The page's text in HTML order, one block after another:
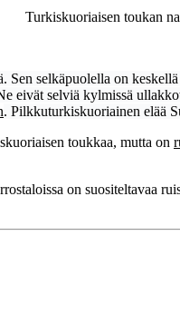
Sen selkäpuolella on
eivät selviä kylmissä
. Pilkkuturkiskuoriainen elää
toukkaa, mutta on
on suositeltavaa